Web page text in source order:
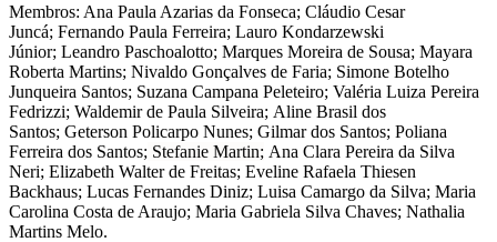
Membros: Ana Paula Azarias da Fonseca; Cláudio Cesar
Juncá; Fernando Paula Ferreira; Lauro Kondarzewski
Júnior; Leandro Paschoalotto; Marques Moreira de Sousa; Mayara
Roberta Martins; Nivaldo Gonçalves de Faria; Simone Botelho
Junqueira Santos; Suzana Campana Peleteiro; Valéria Luiza Pereira
Fedrizzi; Waldemir de Paula Silveira; Aline Brasil dos
Santos; Geterson Policarpo Nunes; Gilmar dos Santos; Poliana
Ferreira dos Santos; Stefanie Martin; Ana Clara Pereira da Silva
Neri; Elizabeth Walter de Freitas; Eveline Rafaela Thiesen
Backhaus; Lucas Fernandes Diniz; Luisa Camargo da Silva; Maria
Carolina Costa de Araujo; Maria Gabriela Silva Chaves; Nathalia
Martins Melo.